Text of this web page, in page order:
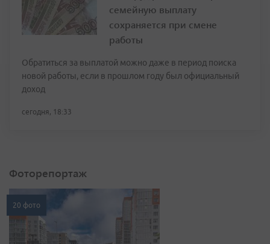
семейную выплату
сохраняется при смене
работы
Обратиться за выплатой можно даже в период поиска
новой работы, если в прошлом году был официальный
доход
сегодня, 18:33
Фоторепортаж
20 фото